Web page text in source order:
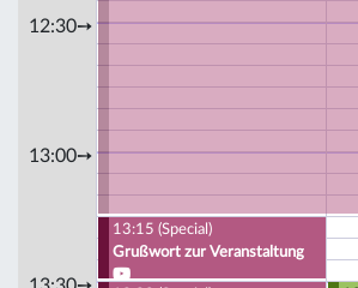
12:30➙
13:00➙
13:15 (Special)
Grußwort zur Veranstaltung